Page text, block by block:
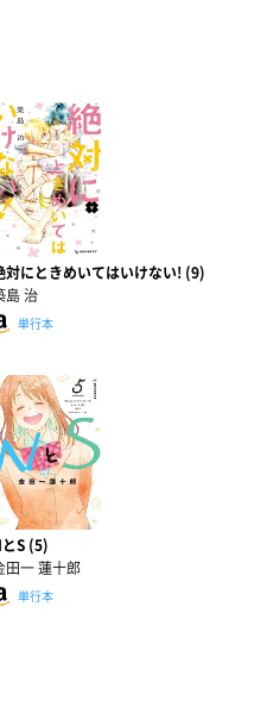
対にときめいてはいけない! (9)
島 治
単行本
S (5)
田一 蓮十郎
単行本